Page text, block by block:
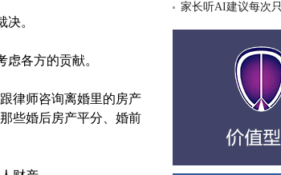
。
各方的贡献。
律师咨询离婚里的房产
些婚后房产平分、婚前
家长听AI建议每次